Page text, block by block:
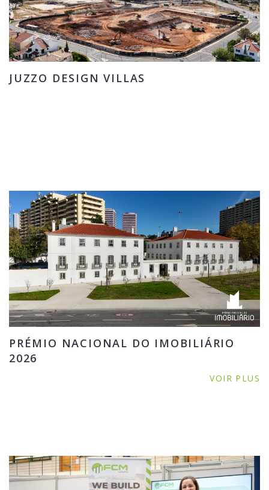
JUZZO DESIGN VILLAS
PRÉMIO NACIONAL DO IMOBILIÁRIO
2026
VOIR PLUS